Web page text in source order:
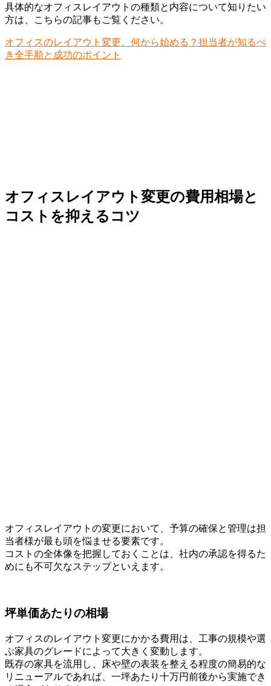
具体的なオフィスレイアウトの種類と内容について知りたい
方は、こちらの記事もご覧ください。
オフィスのレイアウト変更、何から始める？担当者が知るべ
き全手順と成功のポイント
オフィスレイアウト変更の費用相場と
コストを抑えるコツ
オフィスレイアウトの変更において、予算の確保と管理は担
当者様が最も頭を悩ませる要素です。
コストの全体像を把握しておくことは、社内の承認を得るた
めにも不可欠なステップといえます。
坪単価あたりの相場
オフィスのレイアウト変更にかかる費用は、工事の規模や選
ぶ家具のグレードによって大きく変動します。
既存の家具を流用し、床や壁の表装を整える程度の簡易的な
リニューアルであれば、一坪あたり十万円前後から実施でき